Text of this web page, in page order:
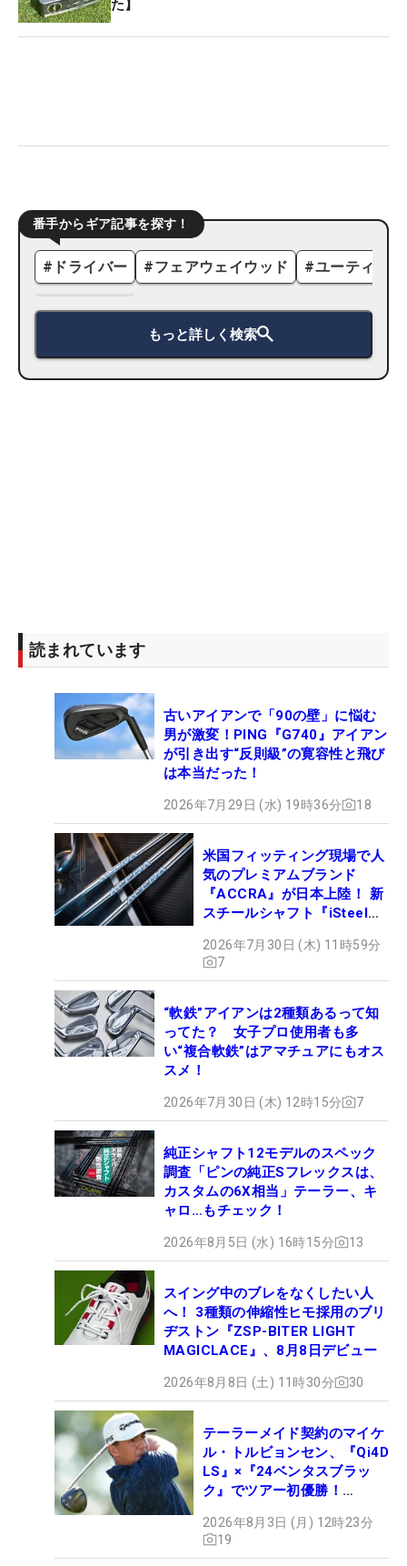
た】
番手からギア記事を探す！
# ドライバー #フェアウェイウッド #ユーティリ
もっと詳しく検索
読まれています
古いアイアンで「90の壁」に悩む
男が激変！PING『G740』アイアン
が引き出す“反則級”の寛容性と飛び
は本当だった！
2026年7月29日 (水) 19時36分 18
米国フィッティング現場で人
気のプレミアムブランド
『ACCRA』が日本上陸！ 新
スチールシャフト『iSteel
2026年7月30日 (木) 11時59分
7
“軟鉄”アイアンは2種類あるって知
ってた？ 女子プロ使用者も多
い“複合軟鉄”はアマチュアにもオス
スメ！
2026年7月30日 (木) 12時15分 7
純正シャフト12モデルのスペック
調査「ピンの純正Sフレックスは、
カスタムの6X相当」テーラー、キ
ャロ…もチェック！
2026年8月5日 (水) 16時15分 13
スイング中のブレをなくしたい人
へ！ 3種類の伸縮性ヒモ採用のブリ
ヂストン『ZSP-BITER LIGHT
MAGICLACE』、8月8日デビュー
2026年8月8日 (土) 11時30分 30
テーラーメイド契約のマイケ
ル・トルビョンセン、『Qi4D
LS』×『24ベンタスブラッ
ク』でツアー初優勝！
2026年8月3日 (月) 12時23分
19